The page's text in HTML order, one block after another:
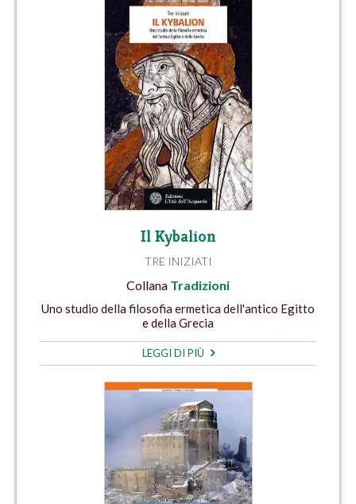
Il Kybalion
TRE INIZIATI
Collana Tradizioni
Uno studio della filosofia ermetica dell'antico Egitto
e della Grecia
LEGGI DI PIÙ